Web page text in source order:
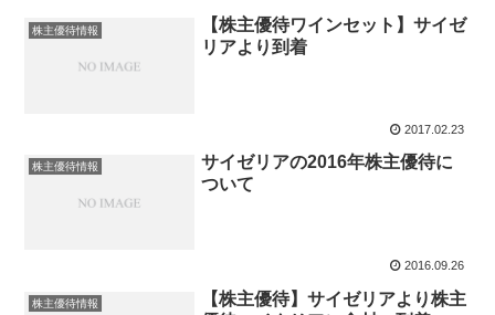
株主優待情報
【株主優待ワインセット】サイゼ
リアより到着
2017.02.23
株主優待情報
サイゼリアの2016年株主優待に
ついて
2016.09.26
株主優待情報
【株主優待】サイゼリアより株主